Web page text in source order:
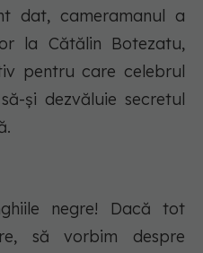
dat, cameramanul a
la Cătălin Botezatu,
pentru care celebrul
și dezvăluie secretul
negre! Dacă tot
să vorbim despre